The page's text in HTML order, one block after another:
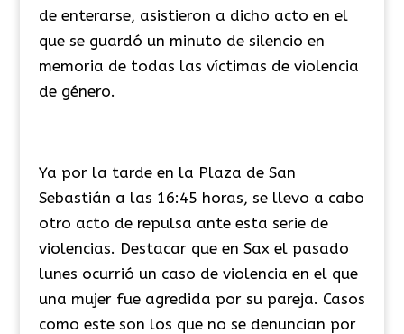
de enterarse, asistieron a dicho acto en el
que se guardó un minuto de silencio en
memoria de todas las víctimas de violencia
de género.
Ya por la tarde en la Plaza de San
Sebastián a las 16:45 horas, se llevo a cabo
otro acto de repulsa ante esta serie de
violencias. Destacar que en Sax el pasado
lunes ocurrió un caso de violencia en el que
una mujer fue agredida por su pareja. Casos
como este son los que no se denuncian por